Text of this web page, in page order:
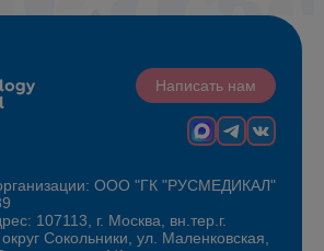
Написать нам
ООО "ГК "РУСМЕДИКАЛ"
107113, г. Москва, вн.тер.г.
Сокольники, ул. Маленковская,